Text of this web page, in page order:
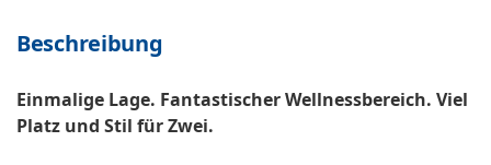
Beschreibung
Einmalige Lage. Fantastischer Wellnessbereich. Viel
Platz und Stil für Zwei.